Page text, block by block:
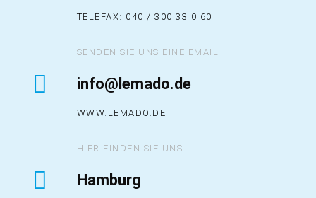
TELEFAX: 040 / 300 33 0 60
SENDEN SIE UNS EINE EMAIL
info@lemado.de
WWW.LEMADO.DE
HIER FINDEN SIE UNS
Hamburg